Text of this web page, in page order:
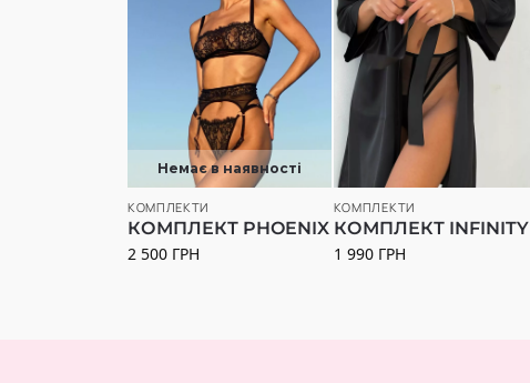
Немає в наявності
КОМПЛЕКТИ
КОМПЛЕКТ PHOENIX
2 500 ГРН
КОМПЛЕКТИ
КОМПЛЕКТ INFINITY
1 990 ГРН